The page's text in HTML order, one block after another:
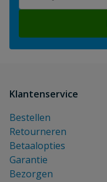
Klantenservice
Bestellen
Retourneren
Betaalopties
Garantie
Bezorgen